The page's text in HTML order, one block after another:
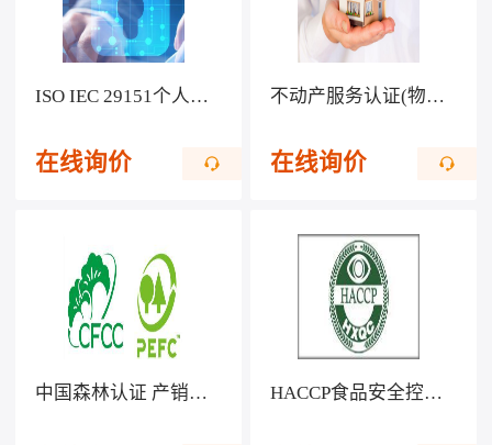
ISO IEC 29151个人可识别信息保护管理体系认证
在线询价
不动产服务认证(物业服务)
在线询价
中国森林认证 产销监管链CFCC/COC HACCP食品安全控制体系认证